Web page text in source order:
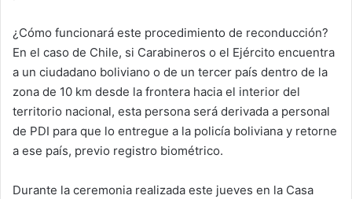
¿Cómo funcionará este procedimiento de reconducción?
En el caso de Chile, si Carabineros o el Ejército encuentra
a un ciudadano boliviano o de un tercer país dentro de la
zona de 10 km desde la frontera hacia el interior del
territorio nacional, esta persona será derivada a personal
de PDI para que lo entregue a la policía boliviana y retorne
a ese país, previo registro biométrico.
Durante la ceremonia realizada este jueves en la Casa